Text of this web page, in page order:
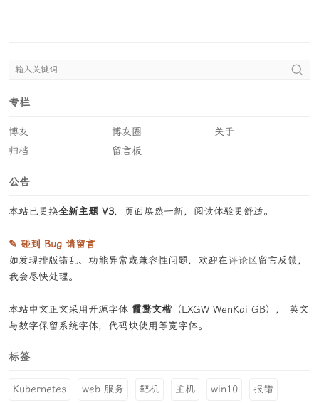
专栏
博友 博友圈
关于
归档
留言板
公告
本站已更换全新主题 V3，页面焕然一新，阅读体验更舒适。
✎ 碰到 Bug 请留言
如发现排版错乱、功能异常或兼容性问题，欢迎在评论区留言反馈，
我会尽快处理。
本站中文正文采用开源字体 霞鹜文楷 （LXGW WenKai GB）， 英文
与数字保留系统字体，代码块使用等宽字体。
标签
Kubernetes web 服务 靶机 主机 win10 报错